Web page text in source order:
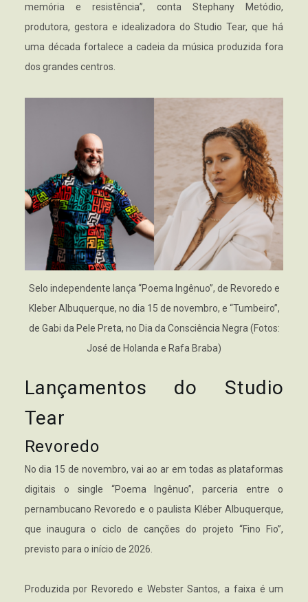
memória e resistência”, conta Stephany Metódio,
produtora, gestora e idealizadora do Studio Tear, que há
uma década fortalece a cadeia da música produzida fora
dos grandes centros.
Selo independente lança “Poema Ingênuo”, de Revoredo e
Kleber Albuquerque, no dia 15 de novembro, e “Tumbeiro”,
de Gabi da Pele Preta, no Dia da Consciência Negra (Fotos:
José de Holanda e Rafa Braba)
Lançamentos do Studio
Tear
Revoredo
No dia 15 de novembro, vai ao ar em todas as plataformas
digitais o single “Poema Ingênuo”, parceria entre o
pernambucano Revoredo e o paulista Kléber Albuquerque,
que inaugura o ciclo de canções do projeto “Fino Fio”,
previsto para o início de 2026.
Produzida por Revoredo e Webster Santos, a faixa é um